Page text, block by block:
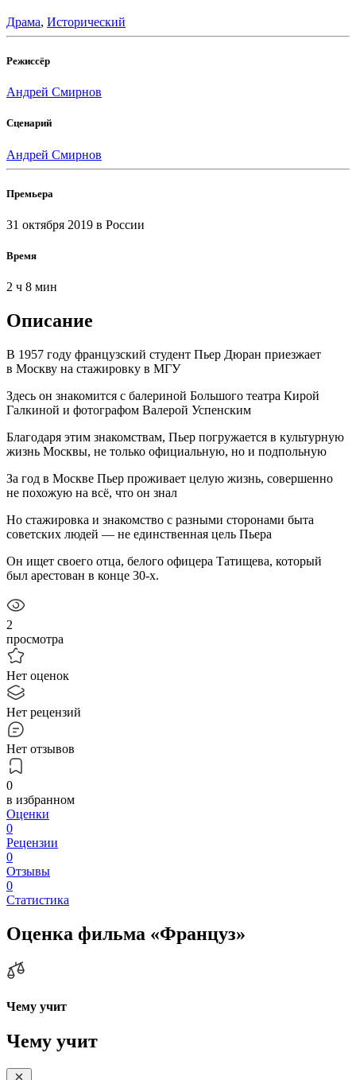
Драма, Исторический
Режиссёр
Андрей Смирнов
Сценарий
Андрей Смирнов
Премьера
31 октября 2019 в России
Время
2 ч 8 мин
Описание
В 1957 году французский студент Пьер Дюран приезжает
в Москву на стажировку в МГУ
Здесь он знакомится с балериной Большого театра Кирой
Галкиной и фотографом Валерой Успенским
Благодаря этим знакомствам, Пьер погружается в культурную
жизнь Москвы, не только официальную, но и подпольную
За год в Москве Пьер проживает целую жизнь, совершенно
не похожую на всё, что он знал
Но стажировка и знакомство с разными сторонами быта
советских людей — не единственная цель Пьера
Он ищет своего отца, белого офицера Татищева, который
был арестован в конце 30-х.
2
просмотра
Нет оценок
Нет рецензий
Нет отзывов
0
в избранном
Оценки
0
Рецензии
0
Отзывы
0
Статистика
Оценка фильма «Француз»
Чему учит
Чему учит